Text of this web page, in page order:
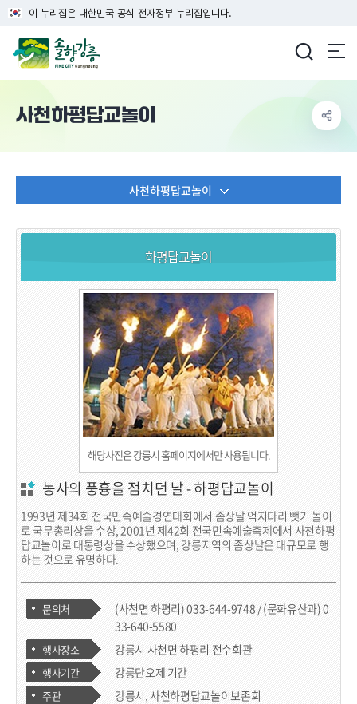
이 누리집은 대한민국 공식 전자정부 누리집입니다.
사천하평답교놀이
사천하평답교놀이
하평답교놀이
해당사진은 강릉시 홈페이지에서만 사용됩니다.
농사의 풍흉을 점치던 날 - 하평답교놀이
1993년 제34회 전국민속예술경연대회에서 좀상날 억지다리 뺏기 놀이
로 국무총리상을 수상, 2001년 제42회 전국민속예술축제에서 사천하평
답교놀이로 대통령상을 수상했으며, 강릉지역의 좀상날은 대규모로 행
하는 것으로 유명하다.
문의처
(사천면 하평리) 033-644-9748 / (문화유산과) 0
33-640-5580
행사장소 강릉시 사천면 하평리 전수회관
행사기간 강릉단오제 기간
주관
강릉시, 사천하평답교놀이보존회